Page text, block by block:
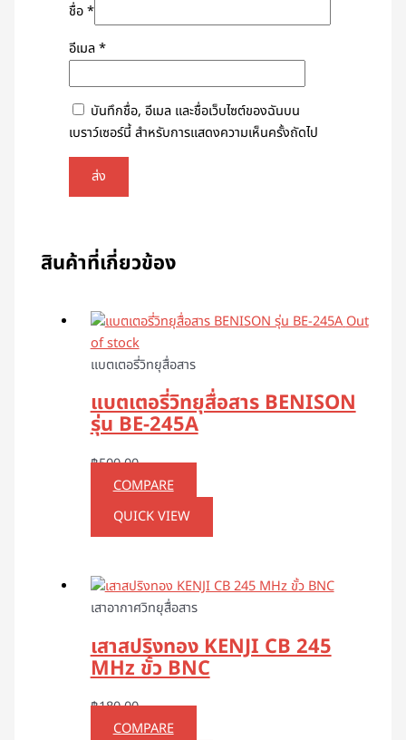
ชื่อ*
อีเมล*
บันทึกชื่อ, อีเมล และชื่อเว็บไซต์ของฉันบน
เบราว์เซอร์นี้ สำหรับการแสดงความเห็นครั้งถัดไป
สินค้าที่เกี่ยวข้อง
Out
of stock
แบตเตอรี่วิทยุสื่อสาร
แบตเตอรี่วิทยุสื่อสาร BENISON
รุ่น BE-245A
฿500.00
COMPARE
QUICK VIEW
เสาอากาศวิทยุสื่อสาร
เสาสปริงทอง KENJI CB 245
MHz ขั้ว BNC
฿180.00
COMPARE